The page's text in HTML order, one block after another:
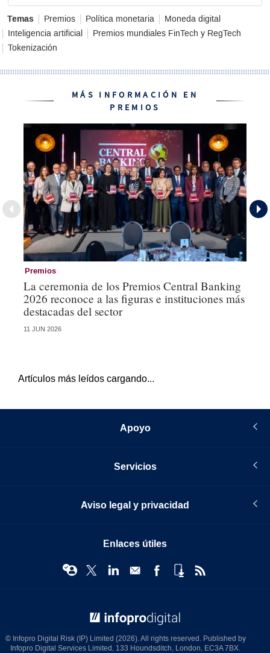
Temas Premios Política monetaria
Moneda digital
Inteligencia artificial
Premios mundiales FinTech y RegTech
Tokenización
MÁS INFORMACIÓN EN
PREMIOS
Premios
La ceremonia de los Premios Central Banking
2026 reconoce a las figuras e instituciones más
destacadas del sector
11 JUN 2026
Artículos más leídos cargando...
Apoyo
Servicios
Aviso legal y privacidad
Enlaces útiles
© Infopro Digital Risk (IP) Limited (2026). All rights reserved. Published by
Infopro Digital Services Limited, 133 Houndsditch, London, EC3A 7BX.